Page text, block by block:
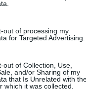
out of processing my
for Targeted Advertising.
out of Collection, Use,
and/or Sharing of my
that Is Unrelated with
which it was collected.
06/10
13/11
16/11